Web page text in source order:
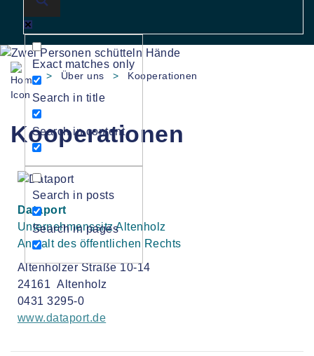
Exact matches only
Search in title
Search in content
Search in posts
Search in pages
> Über uns > Kooperationen
Kooperationen
Dataport
Unternehmenssitz Altenholz
Anstalt des öffentlichen Rechts
Altenholzer Straße 10-14
24161 Altenholz
0431 3295-0
www.dataport.de